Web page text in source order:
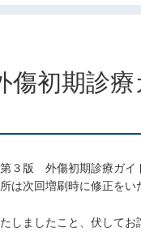
傷初期診
３版 外傷初期診療ガイ
は次回増刷時に修正を
しましたこと、伏してお